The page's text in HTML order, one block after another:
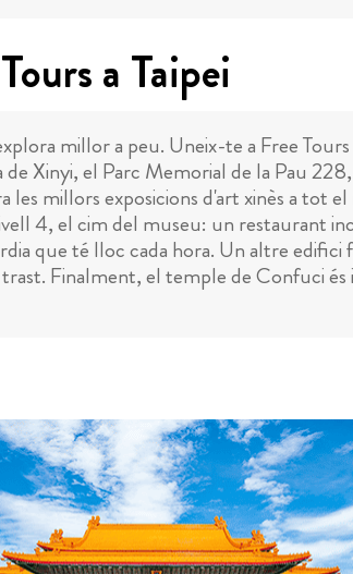
a Taipei
millor a peu. Uneix-te a Free
Xinyi, el Parc Memorial de la Pau
les millors exposicions d'art xinès a tot
4, el cim del museu: un restaurant
que té lloc cada hora. Un altre edifici
Finalment, el temple de Confuci